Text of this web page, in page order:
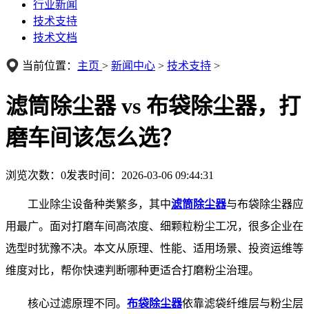
行业新闻
技术支持
技术文档
当前位置： 主页 > 新闻中心 > 技术支持 >
滤筒除尘器 vs 布袋除尘器，打
磨车间该怎么选？
浏览次数： 0发表时间：2026-03-06 09:44:31
工业除尘设备种类繁多，其中滤筒除尘器与布袋除尘器应
用最广。面对打磨车间高浓度、细颗粒粉尘工况，很多企业在
选型时犹豫不决。本文从原理、性能、适用场景、投资运维等
维度对比，帮你快速判断哪种更适合打磨粉尘治理。
核心过滤原理不同。 布袋除尘器依靠滤袋纤维层与粉尘层